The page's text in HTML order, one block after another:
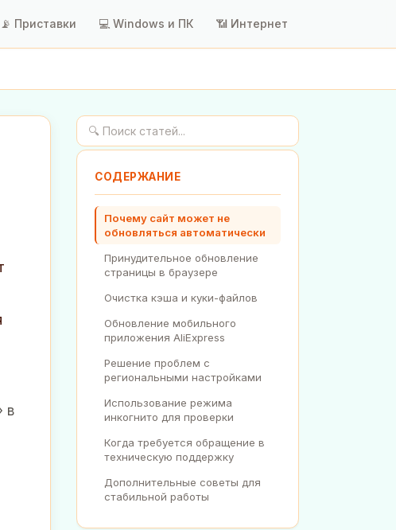
📡 Приставки 💻 Windows и ПК 📶 Интернет
в
СОДЕРЖАНИЕ
Почему сайт может не
обновляться автоматически
Принудительное обновление
страницы в браузере
Очистка кэша и куки-файлов
Обновление мобильного
приложения AliExpress
Решение проблем с
региональными настройками
Использование режима
инкогнито для проверки
Когда требуется обращение в
техническую поддержку
Дополнительные советы для
стабильной работы